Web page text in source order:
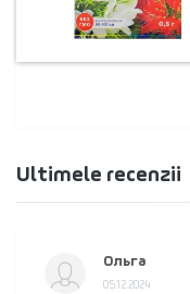
Ultimele recenzii
Ольга
05.12.2024